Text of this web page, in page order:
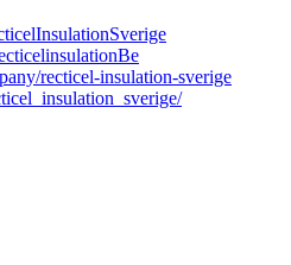
recticel-insulation-sverige